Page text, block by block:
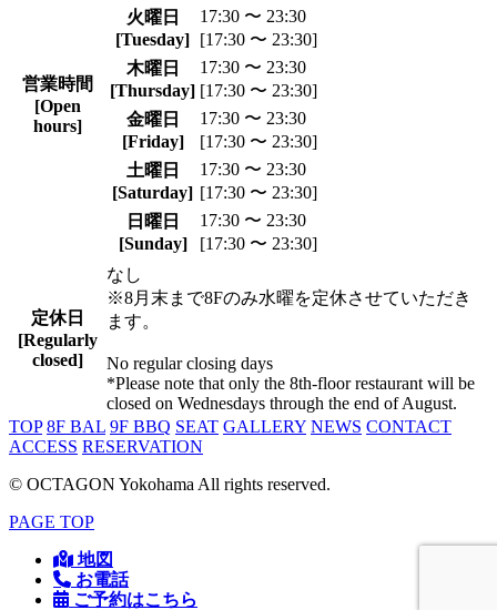
営業時間
[Open
hours]
火曜日
[Tuesday]
17:30 〜 23:30
[17:30 〜 23:30]
木曜日
[Thursday]
17:30 〜 23:30
[17:30 〜 23:30]
金曜日
[Friday]
17:30 〜 23:30
[17:30 〜 23:30]
土曜日
[Saturday]
17:30 〜 23:30
[17:30 〜 23:30]
日曜日
[Sunday]
17:30 〜 23:30
[17:30 〜 23:30]
定休日
[Regularly
closed]
なし
※8月末まで8Fのみ水曜を定休させていただき
ます。
No regular closing days
*Please note that only the 8th-floor restaurant will be
closed on Wednesdays through the end of August.
TOP 8F BAL 9F BBQ SEAT GALLERY NEWS CONTACT
ACCESS RESERVATION
© OCTAGON Yokohama All rights reserved.
PAGE TOP
地図
お電話
ご予約はこちら